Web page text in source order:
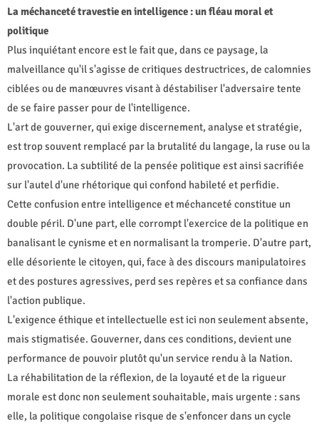
La méchanceté travestie en intelligence : un fléau moral et
politique
Plus inquiétant encore est le fait que, dans ce paysage, la
malveillance qu'il s'agisse de critiques destructrices, de calomnies
ciblées ou de manœuvres visant à déstabiliser l'adversaire tente
de se faire passer pour de l'intelligence.
L'art de gouverner, qui exige discernement, analyse et stratégie,
est trop souvent remplacé par la brutalité du langage, la ruse ou la
provocation. La subtilité de la pensée politique est ainsi sacrifiée
sur l'autel d'une rhétorique qui confond habileté et perfidie.
Cette confusion entre intelligence et méchanceté constitue un
double péril. D'une part, elle corrompt l'exercice de la politique en
banalisant le cynisme et en normalisant la tromperie. D'autre part,
elle désoriente le citoyen, qui, face à des discours manipulatoires
et des postures agressives, perd ses repères et sa confiance dans
l'action publique.
L'exigence éthique et intellectuelle est ici non seulement absente,
mais stigmatisée. Gouverner, dans ces conditions, devient une
performance de pouvoir plutôt qu'un service rendu à la Nation.
La réhabilitation de la réflexion, de la loyauté et de la rigueur
morale est donc non seulement souhaitable, mais urgente : sans
elle, la politique congolaise risque de s'enfoncer dans un cycle